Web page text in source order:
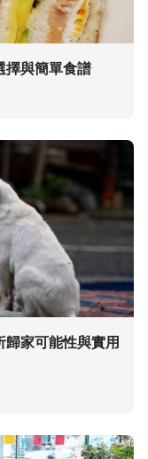
擇與簡單食譜
家可能性與實用